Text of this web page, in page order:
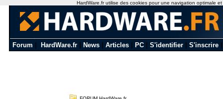
Forum HardWare.fr News Articles PC S'identifier S'inscrire
HardWare.fr utilise des cookies pour une navigation optimale